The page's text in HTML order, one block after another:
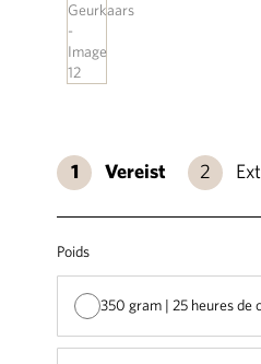
Vereist
Poids
350 gram | 25 heures de